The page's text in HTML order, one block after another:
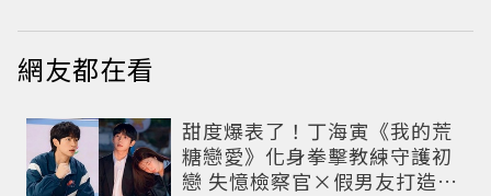
網友都在看
甜度爆表了！丁海寅《我的荒
糖戀愛》化身拳擊教練守護初
戀 失憶檢察官×假男友打造今